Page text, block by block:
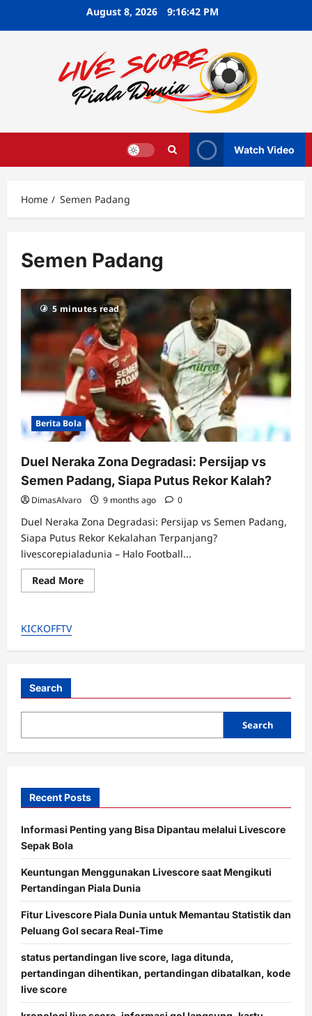
August 8, 2026 9:16:42 PM
Watch Video
Home Semen Padang
Semen Padang
5 minutes read
Berita Bola
Duel Neraka Zona Degradasi: Persijap vs
Semen Padang, Siapa Putus Rekor Kalah?
DimasAlvaro 9 months ago 0
Duel Neraka Zona Degradasi: Persijap vs Semen Padang,
Siapa Putus Rekor Kekalahan Terpanjang?
livescorepialadunia – Halo Football...
Read MoreRead
more
Persijap
Putus
Kalah?
KICKOFFTV
Search
Search
Recent Posts
Informasi Penting yang Bisa Dipantau melalui Livescore
Sepak Bola
Keuntungan Menggunakan Livescore saat Mengikuti
Pertandingan Piala Dunia
Fitur Livescore Piala Dunia untuk Memantau Statistik dan
Peluang Gol secara Real-Time
status pertandingan live score, laga ditunda,
pertandingan dihentikan, pertandingan dibatalkan, kode
live score